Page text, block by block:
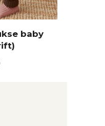
baby